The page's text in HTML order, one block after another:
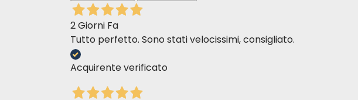
2 Giorni Fa
Tutto perfetto. Sono stati velocissimi, consigliato.
Acquirente verificato